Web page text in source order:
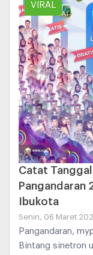
VIRAL
Catat
Pangandaran
Ibukota
Senin, 06 Maret
Pangandaran,
Bintang sinetron